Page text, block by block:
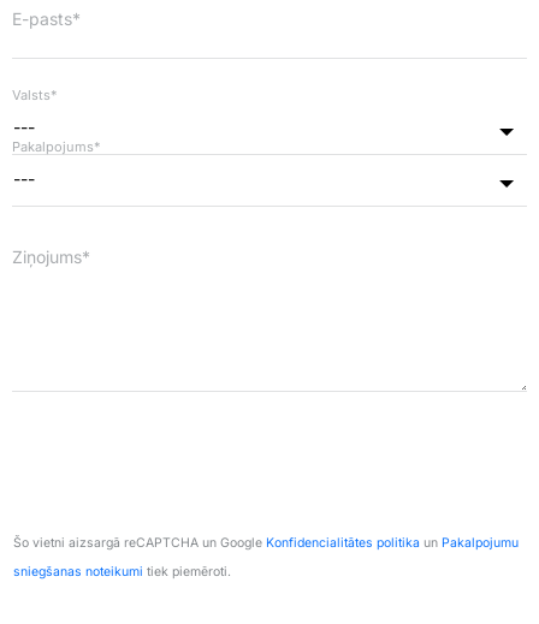
E-pasts*
---
Valsts*
---
Pakalpojums*
Ziņojums*
Šo vietni aizsargā reCAPTCHA un Google Konfidencialitātes politika un Pakalpojumu
sniegšanas noteikumi tiek piemēroti.